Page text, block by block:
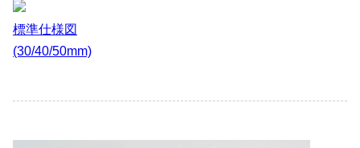
標準仕様図
(30/40/50mm)